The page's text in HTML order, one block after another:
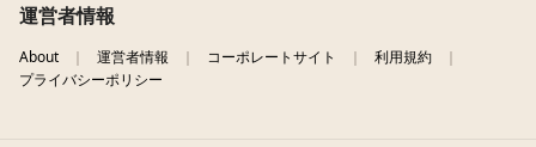
運営者情報
About 運営者情報 コーポレートサイト
利用規約
プライバシーポリシー